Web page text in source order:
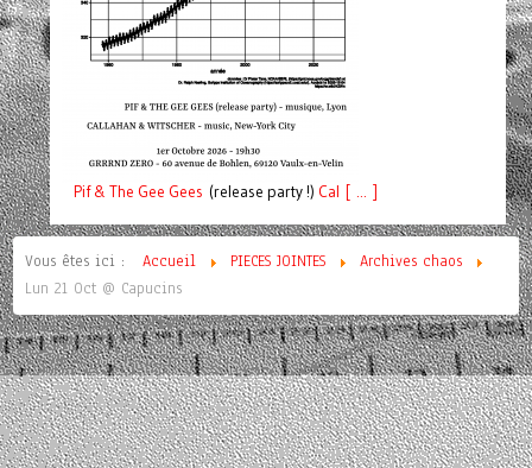
Pif& The Gee Gees (release party !) Cal [ ... ]
Vous êtes ici : Accueil PIECES JOINTES
Archives chaos
Lun 21 Oct @ Capucins